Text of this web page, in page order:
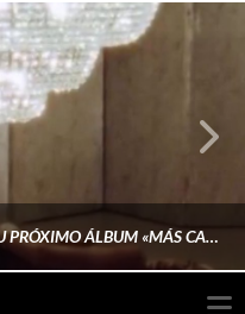
BAD GYAL ANUNCIA LA FECHA DE SU PRÓXIMO ÁLBUM «MÁS CARA»